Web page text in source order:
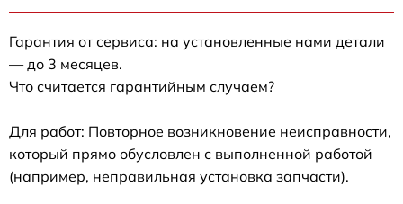
Гарантия от сервиса: на установленные нами детали
— до 3 месяцев.
Что считается гарантийным случаем?
Для работ: Повторное возникновение неисправности,
который прямо обусловлен с выполненной работой
(например, неправильная установка запчасти).